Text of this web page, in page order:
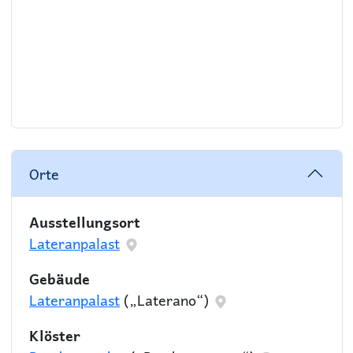
Orte
Ausstellungsort
Lateranpalast
Gebäude
Lateranpalast („Laterano“)
Klöster